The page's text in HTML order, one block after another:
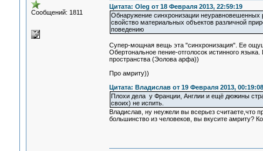
Сообщений: 1811
Цитата: Oleg от 18 Февраля 2013, 22:59:19
Обнаружение синхронизации неуравновешенных
свойство материальных объектов различной
поведению
Супер-мощная вещь эта "синхронизация". Ее
Обертональное пение-отголосок истинного
пространства (Эолова арфа))
Про амриту))
Цитата: Владислав от 19 Февраля 2013, 00:19:08
Плохи дела у Франции, Англии и ещё дюжины
своих) не испить.
Владислав, ну неужели вы всерьез считаете,что
большинство из человеков, вы вкусите амриту?